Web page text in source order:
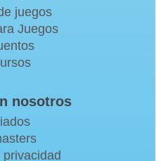
juegos
Juegos
nosotros